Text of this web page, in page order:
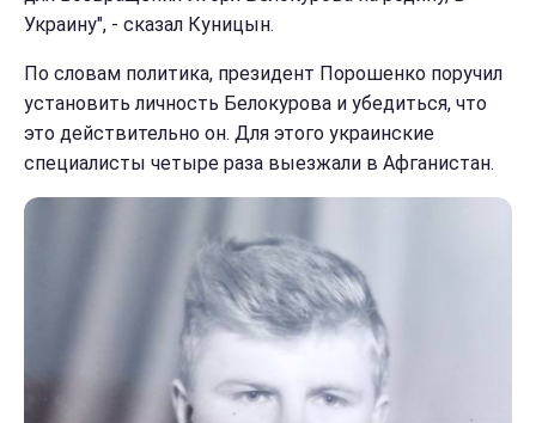
Украину", - сказал Куницын.
По словам политика, президент Порошенко поручил
установить личность Белокурова и убедиться, что
это действительно он. Для этого украинские
специалисты четыре раза выезжали в Афганистан.